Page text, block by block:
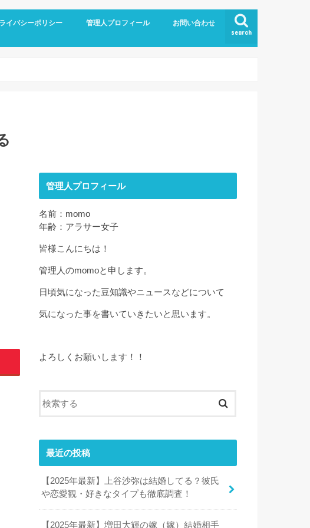
search
イバシーポリシー 管理人プロフィール お問い合わせ
管理人プロフィール
名前：momo
年齢：アラサー女子
皆様こんにちは！
管理人のmomoと申します。
日頃気になった豆知識やニュースなどについて
気になった事を書いていきたいと思います。
よろしくお願いします！！
最近の投稿
【2025年最新】上谷沙弥は結婚してる？彼氏
や恋愛観・好きなタイプも徹底調査！
【2025年最新】増田大輝の嫁（嫁）結婚相手